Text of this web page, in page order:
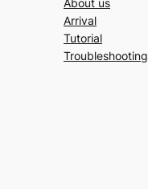
Arrival
Tutorial
Troubleshooting